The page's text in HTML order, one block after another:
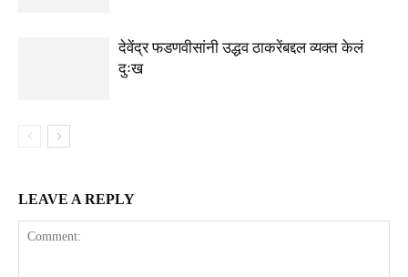
देवेंद्र फडणवीसांनी उद्धव ठाकरेंबद्दल व्यक्त केलं
दुःख
LEAVE A REPLY